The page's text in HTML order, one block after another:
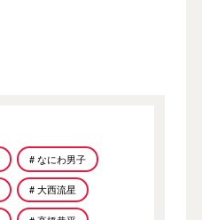
# なにわ男子
# 大西流星